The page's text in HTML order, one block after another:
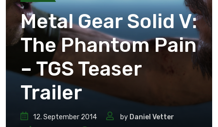
Metal Gear Solid V:
The Phantom Pain
– TGS Teaser
Trailer
12. September 2014 by Daniel Vetter